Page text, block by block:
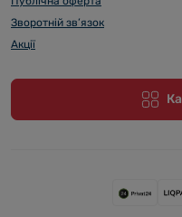
Зворотній зв’язок
Акції